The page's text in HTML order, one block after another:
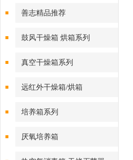
善志精品推荐
鼓风干燥箱 烘箱系列
真空干燥箱系列
远红外干燥箱/烘箱
培养箱系列
厌氧培养箱